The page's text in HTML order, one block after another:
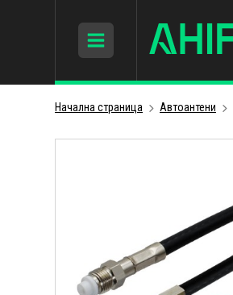
Начална страница Автоантени